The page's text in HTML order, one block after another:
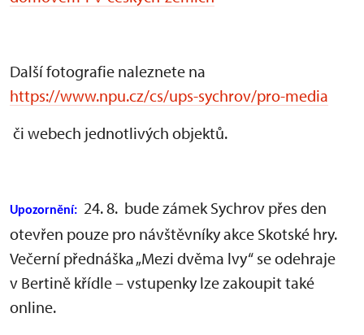
Další fotografie naleznete na
https://www.npu.cz/cs/ups-sychrov/pro-media
či webech jednotlivých objektů.
Upozornění: 24. 8. bude zámek Sychrov přes den
otevřen pouze pro návštěvníky akce Skotské hry.
Večerní přednáška „Mezi dvěma lvy“ se odehraje
v Bertině křídle – vstupenky lze zakoupit také
online.